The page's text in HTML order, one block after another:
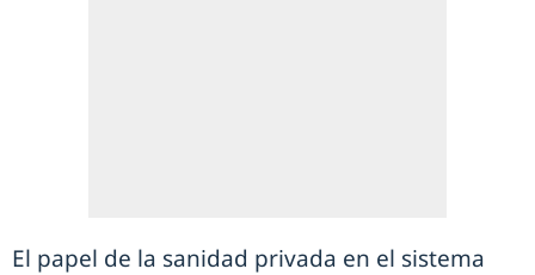
El papel de la sanidad privada en el sistema